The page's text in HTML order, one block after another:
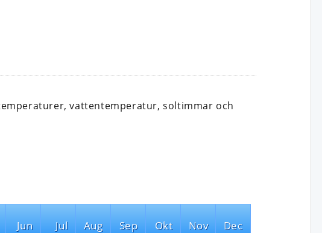
vattentemperatur, soltimmar och
Jun Jul Aug Sep Okt Nov Dec